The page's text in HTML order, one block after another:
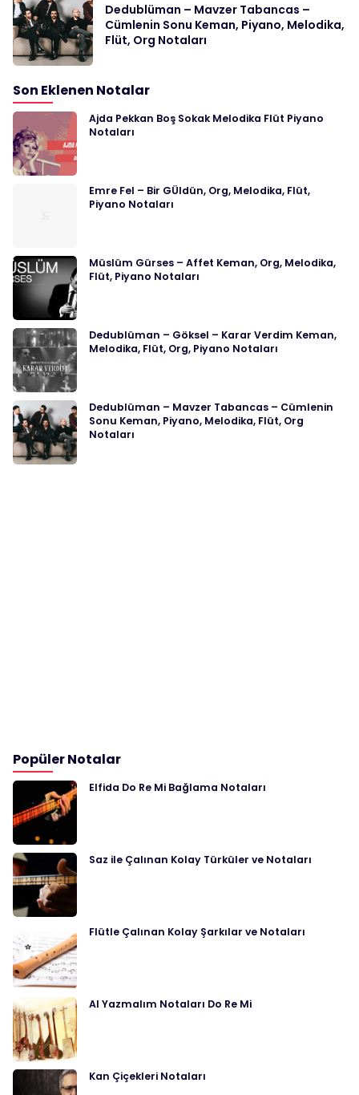
Dedublüman – Mavzer Tabancas –
Cümlenin Sonu Keman, Piyano, Melodika,
Flüt, Org Notaları
Son Eklenen Notalar
Ajda Pekkan Boş Sokak Melodika Flüt Piyano
Notaları
Emre Fel – Bir GÜldün, Org, Melodika, Flüt,
Piyano Notaları
Müslüm Gürses – Affet Keman, Org, Melodika,
Flüt, Piyano Notaları
Dedublüman – Göksel – Karar Verdim Keman,
Melodika, Flüt, Org, Piyano Notaları
Dedublüman – Mavzer Tabancas – Cümlenin
Sonu Keman, Piyano, Melodika, Flüt, Org
Notaları
Popüler Notalar
Elfida Do Re Mi Bağlama Notaları
Saz ile Çalınan Kolay Türküler ve Notaları
Flütle Çalınan Kolay Şarkılar ve Notaları
Al Yazmalım Notaları Do Re Mi
Kan Çiçekleri Notaları